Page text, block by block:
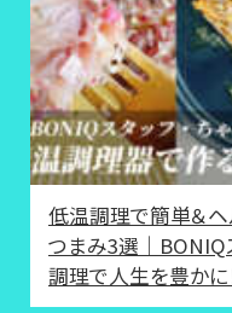
低温調理で簡単＆ヘ
つまみ3選｜BONIQ
調理で人生を豊かに